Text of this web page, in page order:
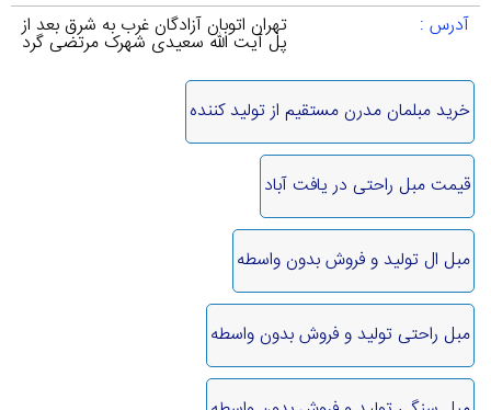
آدرس : تهران اتوبان آزادگان غرب به شرق بعد از
پل آیت الله سعیدی شهرک مرتضی گرد
خرید مبلمان مدرن مستقیم از تولید کننده
قیمت مبل راحتی در یافت آباد
مبل ال تولید و فروش بدون واسطه
مبل راحتی تولید و فروش بدون واسطه